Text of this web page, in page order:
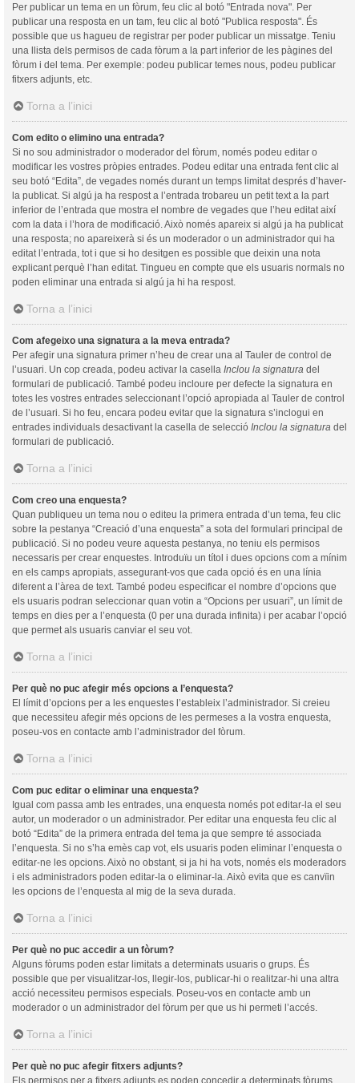
Per publicar un tema en un fòrum, feu clic al botó "Entrada nova". Per
publicar una resposta en un tam, feu clic al botó "Publica resposta". És
possible que us hagueu de registrar per poder publicar un missatge. Teniu
una llista dels permisos de cada fòrum a la part inferior de les pàgines del
fòrum i del tema. Per exemple: podeu publicar temes nous, podeu publicar
fitxers adjunts, etc.
Torna a l’inici
Com edito o elimino una entrada?
Si no sou administrador o moderador del fòrum, només podeu editar o
modificar les vostres pròpies entrades. Podeu editar una entrada fent clic al
seu botó “Edita”, de vegades només durant un temps limitat després d’haver-
la publicat. Si algú ja ha respost a l’entrada trobareu un petit text a la part
inferior de l’entrada que mostra el nombre de vegades que l’heu editat així
com la data i l’hora de modificació. Això només apareix si algú ja ha publicat
una resposta; no apareixerà si és un moderador o un administrador qui ha
editat l’entrada, tot i que si ho desitgen es possible que deixin una nota
explicant perquè l’han editat. Tingueu en compte que els usuaris normals no
poden eliminar una entrada si algú ja hi ha respost.
Torna a l’inici
Com afegeixo una signatura a la meva entrada?
Per afegir una signatura primer n’heu de crear una al Tauler de control de
l’usuari. Un cop creada, podeu activar la casella Inclou la signatura del
formulari de publicació. També podeu incloure per defecte la signatura en
totes les vostres entrades seleccionant l’opció apropiada al Tauler de control
de l’usuari. Si ho feu, encara podeu evitar que la signatura s’inclogui en
entrades individuals desactivant la casella de selecció Inclou la signatura del
formulari de publicació.
Torna a l’inici
Com creo una enquesta?
Quan publiqueu un tema nou o editeu la primera entrada d’un tema, feu clic
sobre la pestanya “Creació d’una enquesta” a sota del formulari principal de
publicació. Si no podeu veure aquesta pestanya, no teniu els permisos
necessaris per crear enquestes. Introduïu un títol i dues opcions com a mínim
en els camps apropiats, assegurant-vos que cada opció és en una línia
diferent a l’àrea de text. També podeu especificar el nombre d’opcions que
els usuaris podran seleccionar quan votin a “Opcions per usuari”, un límit de
temps en dies per a l’enquesta (0 per una durada infinita) i per acabar l’opció
que permet als usuaris canviar el seu vot.
Torna a l’inici
Per què no puc afegir més opcions a l’enquesta?
El límit d’opcions per a les enquestes l’estableix l’administrador. Si creieu
que necessiteu afegir més opcions de les permeses a la vostra enquesta,
poseu-vos en contacte amb l’administrador del fòrum.
Torna a l’inici
Com puc editar o eliminar una enquesta?
Igual com passa amb les entrades, una enquesta només pot editar-la el seu
autor, un moderador o un administrador. Per editar una enquesta feu clic al
botó “Edita” de la primera entrada del tema ja que sempre té associada
l’enquesta. Si no s’ha emès cap vot, els usuaris poden eliminar l’enquesta o
editar-ne les opcions. Això no obstant, si ja hi ha vots, només els moderadors
i els administradors poden editar-la o eliminar-la. Això evita que es canvïin
les opcions de l’enquesta al mig de la seva durada.
Torna a l’inici
Per què no puc accedir a un fòrum?
Alguns fòrums poden estar limitats a determinats usuaris o grups. És
possible que per visualitzar-los, llegir-los, publicar-hi o realitzar-hi una altra
acció necessiteu permisos especials. Poseu-vos en contacte amb un
moderador o un administrador del fòrum per que us hi permeti l’accés.
Torna a l’inici
Per què no puc afegir fitxers adjunts?
Els permisos per a fitxers adjunts es poden concedir a determinats fòrums,